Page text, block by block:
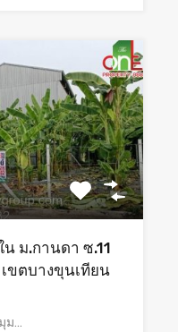
ม.กานดา ซ.11
ขตบางขุนเทียน
ม…